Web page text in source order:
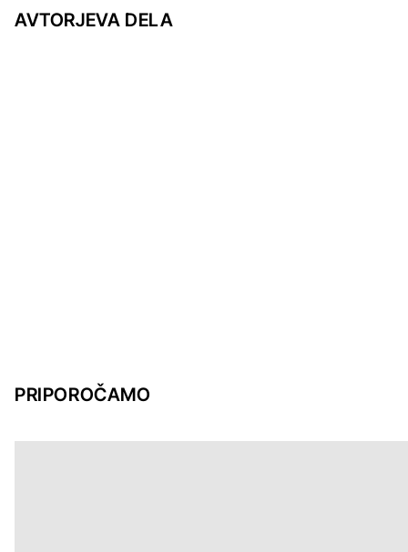
AVTORJEVA DELA
PRIPOROČAMO